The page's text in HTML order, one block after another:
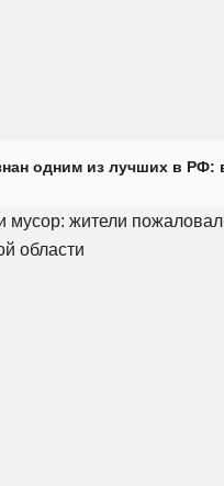
одним из лучших в РФ: